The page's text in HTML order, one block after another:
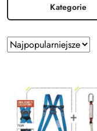
Kategorie
Zastosowano
sortowanie:
Sortuj
według